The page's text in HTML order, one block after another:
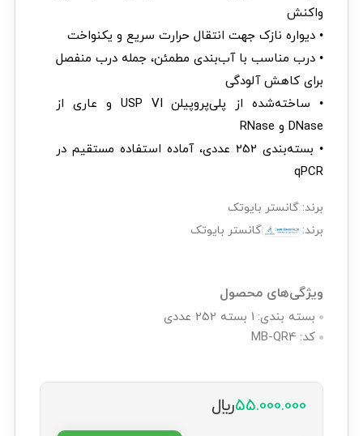
واکنش
• دیواره نازک جهت انتقال حرارت سریع و یکنواخت
• درب مناسب با آب‌بندی مطمئن، جمله درب منفصل
برای کاهش آلودگی
• ساخته‌شده از پلی‌پروپیلن USP VI و عاری از
DNase و RNase
• بسته‌بندی 252 عددی، آماده استفاده مستقیم در
qPCR
برند: گانستر بایوتک
برند:
گانستر بایوتک
ویژگی‌های محصول
بسته بندی: 1 بسته 252 عددی
کد: MB-QR4
55.000.000﷼